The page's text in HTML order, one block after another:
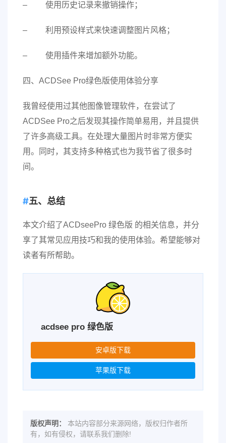
– 使用历史记录来撤销操作；
– 利用预设样式来快速调整图片风格；
– 使用插件来增加额外功能。
四、ACDSee Pro绿色版使用体验分享
我曾经使用过其他图像管理软件，在尝试了
ACDSee Pro之后发现其操作简单易用，并且提供
了许多高级工具。在处理大量图片时非常方便实
用。同时，其支持多种格式也为我节省了很多时
间。
五、总结
本文介绍了ACDseePro 绿色版 的相关信息，并分
享了其常见应用技巧和我的使用体验。希望能够对
读者有所帮助。
acdsee pro 绿色版
安卓版下载
苹果版下载
版权声明：
本站内容部分来源网络，版权归作者所
有，如有侵权，请联系我们删除!